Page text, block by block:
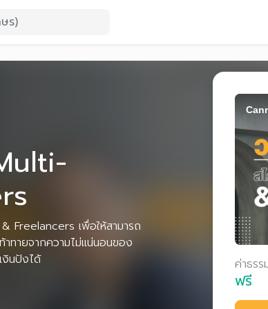
Freelancers เพื่อให้สามารถ
ทายจากความไม่แน่นอนของ
งินปังได้
ค่าธรร
ฟรี